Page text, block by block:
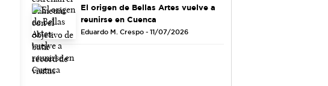
El origen de Bellas Artes vuelve a
reunirse en Cuenca
Eduardo M. Crespo - 11/07/2026